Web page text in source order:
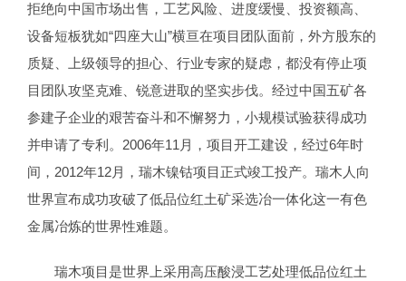
拒绝向中国市场出售，工艺风险、进度缓慢、投资额高、
设备短板犹如“四座大山”横亘在项目团队面前，外方股东的
质疑、上级领导的担心、行业专家的疑虑，都没有停止项
目团队攻坚克难、锐意进取的坚实步伐。经过中国五矿各
参建子企业的艰苦奋斗和不懈努力，小规模试验获得成功
并申请了专利。2006年11月，项目开工建设，经过6年时
间，2012年12月，瑞木镍钴项目正式竣工投产。瑞木人向
世界宣布成功攻破了低品位红土矿采选冶一体化这一有色
金属冶炼的世界性难题。
瑞木项目是世界上采用高压酸浸工艺处理低品位红土